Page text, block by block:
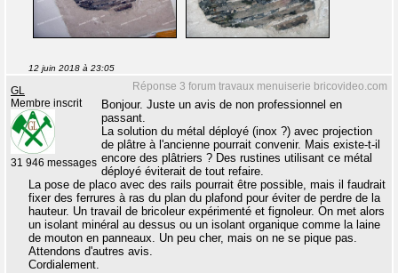
12 juin 2018 à 23:05
Réponse 3 forum travaux menuiserie bricovideo.com
GL
Membre inscrit
31 946 messages
Bonjour. Juste un avis de non professionnel en
passant.
La solution du métal déployé (inox ?) avec projection
de plâtre à l'ancienne pourrait convenir. Mais existe-t-il
encore des plâtriers ? Des rustines utilisant ce métal
déployé éviterait de tout refaire.
La pose de placo avec des rails pourrait être possible, mais il faudrait
fixer des ferrures à ras du plan du plafond pour éviter de perdre de la
hauteur. Un travail de bricoleur expérimenté et fignoleur. On met alors
un isolant minéral au dessus ou un isolant organique comme la laine
de mouton en panneaux. Un peu cher, mais on ne se pique pas.
Attendons d'autres avis.
Cordialement.